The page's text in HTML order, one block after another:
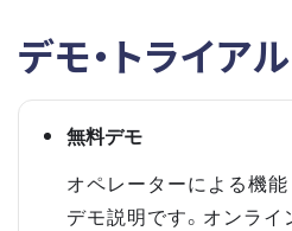
デモ・トライア
無料デモ
オペレーターによる機能
デモ説明です。オンライ